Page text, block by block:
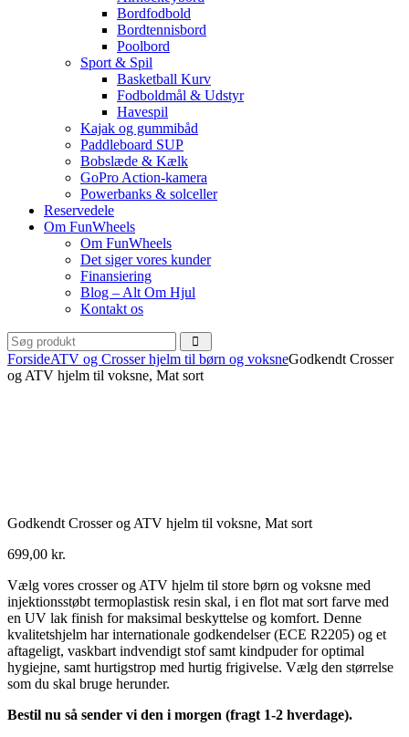
Bordfodbold
Bordtennisbord
Poolbord
Sport & Spil
Basketball Kurv
Fodboldmål & Udstyr
Havespil
Kajak og gummibåd
Paddleboard SUP
Bobslæde & Kælk
GoPro Action-kamera
Powerbanks & solceller
Reservedele
Om FunWheels
Om FunWheels
Det siger vores kunder
Finansiering
Blog – Alt Om Hjul
Kontakt os
ForsideATV og Crosser hjelm til børn og voksneGodkendt Crosser
og ATV hjelm til voksne, Mat sort
Godkendt Crosser og ATV hjelm til voksne, Mat sort
699,00 kr.
Vælg vores crosser og ATV hjelm til store børn og voksne med
injektionsstøbt termoplastisk resin skal, i en flot mat sort farve med
en UV lak finish for maksimal beskyttelse og komfort. Denne
kvalitetshjelm har internationale godkendelser (ECE R2205) og et
aftageligt, vaskbart indvendigt stof samt kindpuder for optimal
hygiejne, samt hurtigstrop med hurtig frigivelse. Vælg den størrelse
som du skal bruge herunder.
Bestil nu så sender vi den i morgen (fragt 1-2 hverdage).